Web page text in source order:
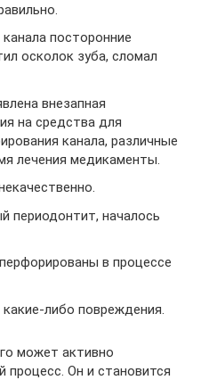
посторонние
осколок зуба, сломал
внезапная
на средства для
канала, различные
лечения медикаменты.
периодонтит, началось
в процессе
либо повреждения.
может активно
процесс. Он и становится